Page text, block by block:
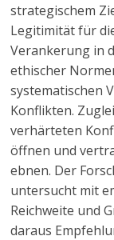
strategischem
Legitimität für
Verankerung in
ethischer
systematischen
Konflikten.
verhärteten
öffnen und
ebnen. Der
untersucht mit
Reichweite und
daraus